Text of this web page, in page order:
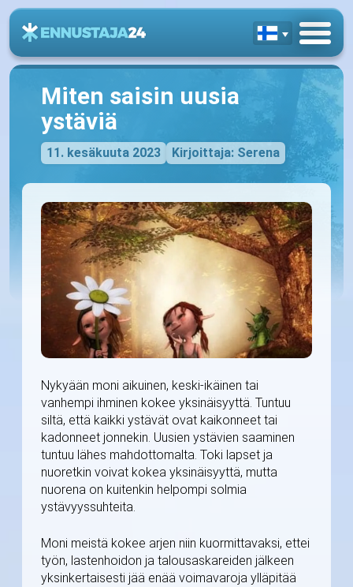
Miten saisin uusia
ystäviä
11. kesäkuuta 2023 Kirjoittaja: Serena
Nykyään moni aikuinen, keski-ikäinen tai
vanhempi ihminen kokee yksinäisyyttä. Tuntuu
siltä, että kaikki ystävät ovat kaikonneet tai
kadonneet jonnekin. Uusien ystävien saaminen
tuntuu lähes mahdottomalta. Toki lapset ja
nuoretkin voivat kokea yksinäisyyttä, mutta
nuorena on kuitenkin helpompi solmia
ystävyyssuhteita.
Moni meistä kokee arjen niin kuormittavaksi, ettei
työn, lastenhoidon ja talousaskareiden jälkeen
yksinkertaisesti jää enää voimavaroja ylläpitää